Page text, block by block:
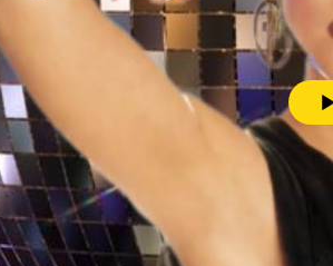
Mcdonald,